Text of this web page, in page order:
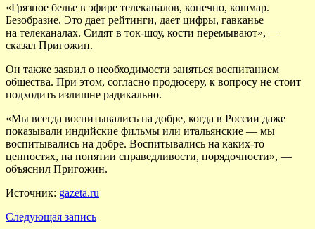
«Грязное белье в эфире телеканалов, конечно, кошмар.
Безобразие. Это дает рейтинги, дает цифры, гавканье
на телеканалах. Сидят в ток-шоу, кости перемывают», —
сказал Пригожин.
Он также заявил о необходимости заняться воспитанием
общества. При этом, согласно продюсеру, к вопросу не стоит
подходить излишне радикально.
«Мы всегда воспитывались на добре, когда в России даже
показывали индийские фильмы или итальянские — мы
воспитывались на добре. Воспитывались на каких-то
ценностях, на понятии справедливости, порядочности», —
объяснил Пригожин.
Источник: gazeta.ru
Следующая запись